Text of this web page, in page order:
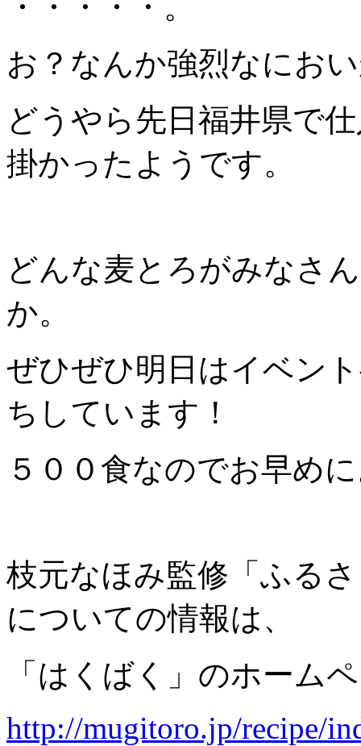
お？なんか強烈なにお
どうやら先日福井県で
掛かったようです。
どんな麦とろがみなさ
か。
ぜひぜひ明日はイベン
ちしています！
５００食なのでお早め
枝元なほみ監修「ふる
についての情報は、
「はくばく」のホーム
http://mugitoro.jp/recipe/